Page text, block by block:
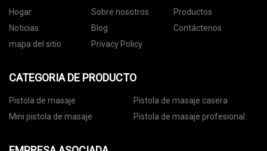
Hogar Sobre nosotros
Productos
Noticias
Blog
Contáctenos
mapa del sitio
Privacy Policy
CATEGORIA DE PRODUCTO
Pistola de masaje
Pistola de masaje casera
Mini pistola de masaje
Pistola de masaje profesional